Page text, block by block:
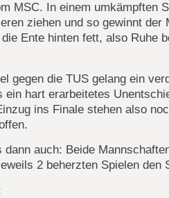
MSC. In einem umkämpften
ziehen und so gewinnt der
Ente hinten fett, also Ruhe
gegen die TUS gelang ein
ein hart erarbeitetes
ins Finale stehen also
dann auch: Beide
2 beherzten Spielen den